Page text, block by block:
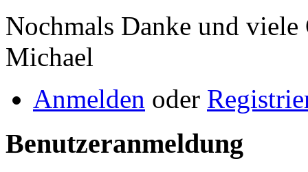
Nochmals Danke und viele
Michael
Anmelden oder
Benutzeranmeldung